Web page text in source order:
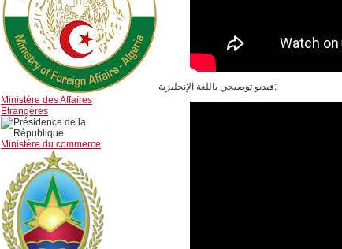
Ministère des Affaires
Etrangères
Ministère du commerce
فيديو توضيحي باللغة الإنجليزية: